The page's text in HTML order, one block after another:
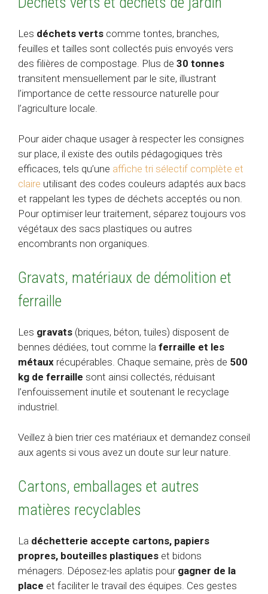
Les déchets verts comme tontes, branches,
feuilles et tailles sont collectés puis envoyés vers
des filières de compostage. Plus de 30 tonnes
transitent mensuellement par le site, illustrant
l’importance de cette ressource naturelle pour
l’agriculture locale.
Pour aider chaque usager à respecter les consignes
sur place, il existe des outils pédagogiques très
efficaces, tels qu’une affiche tri sélectif complète et
claire utilisant des codes couleurs adaptés aux bacs
et rappelant les types de déchets acceptés ou non.
Pour optimiser leur traitement, séparez toujours vos
végétaux des sacs plastiques ou autres
encombrants non organiques.
Gravats, matériaux de démolition et
ferraille
Les gravats (briques, béton, tuiles) disposent de
bennes dédiées, tout comme la ferraille et les
métaux récupérables. Chaque semaine, près de 500
kg de ferraille sont ainsi collectés, réduisant
l’enfouissement inutile et soutenant le recyclage
industriel.
Veillez à bien trier ces matériaux et demandez conseil
aux agents si vous avez un doute sur leur nature.
Cartons, emballages et autres
matières recyclables
La déchetterie accepte cartons, papiers
propres, bouteilles plastiques et bidons
ménagers. Déposez-les aplatis pour gagner de la
place et faciliter le travail des équipes. Ces gestes